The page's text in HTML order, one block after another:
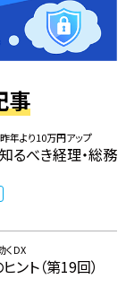
事
年より10万円アップ
るべき経理・総務
くDX
ント（第19回）